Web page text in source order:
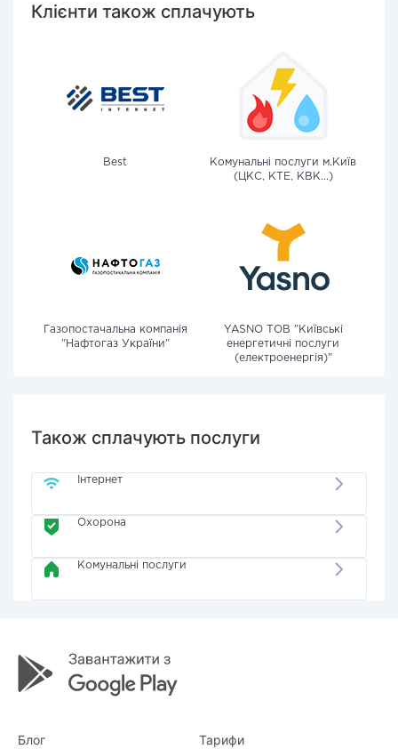
Клієнти також сплачують
Best
Комунальні послуги м.Київ
(ЦКС, КТЕ, КВК...)
Газопостачальна компанія
"Нафтогаз України"
YASNO ТОВ "Київські
енергетичні послуги
(електроенергія)"
Також сплачують послуги
Інтернет
Охорона
Комунальні послуги
Блог Тарифи